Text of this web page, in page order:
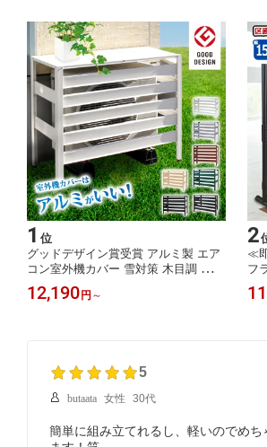
1 位
グッドデザイン賞受賞 アルミ製 エア
コン室外機カバー 雪対策 木目調 アル
ミエアコンカバー お洒落な木目模様
組み立て式 ベランダ 日よけ エクステ
12,190円 ～
2
≪
フ
ン
ア
5
butaata 女性 30代
簡単に組み立てれるし、軽いのでめ